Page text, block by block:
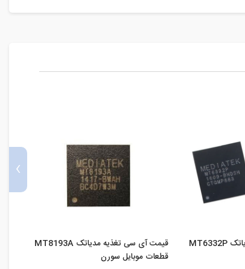
قیمت آی سی تغذیه مدیاتک MT6332P
قیمت آی سی تغذیه مدیاتک MT8193A
قطعات موبایل سورن
›